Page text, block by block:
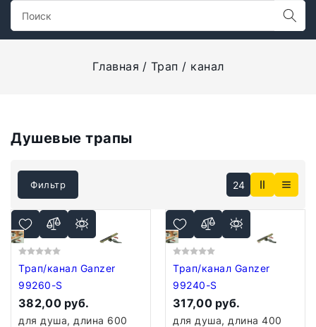
Главная Трап / канал
Душевые трапы
Фильтр 24
Трап/канал Ganzer
99260-S
382,00 руб.
для душа, длина 600
Трап/канал Ganzer
99240-S
317,00 руб.
для душа, длина 400